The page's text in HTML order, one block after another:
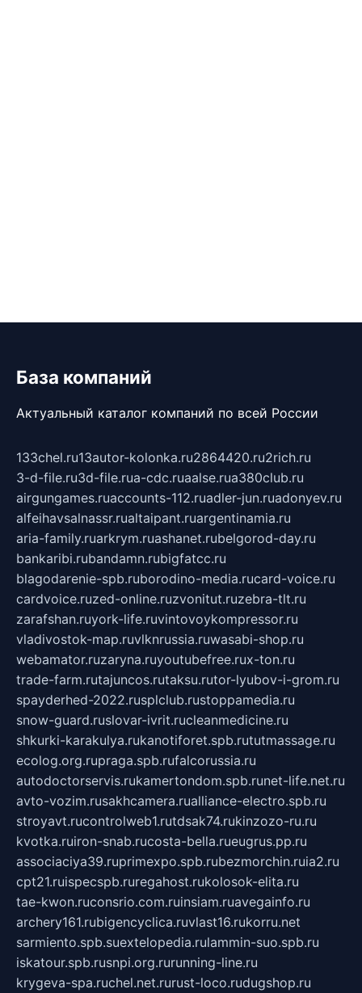
База компаний
Актуальный каталог компаний по всей России
133chel.ru13autor-kolonka.ru2864420.ru2rich.ru
3-d-file.ru3d-file.rua-cdc.ruaalse.rua380club.ru
airgungames.ruaccounts-112.ruadler-jun.ruadonyev.ru
alfeihavsalnassr.rualtaipant.ruargentinamia.ru
aria-family.ruarkrym.ruashanet.rubelgorod-day.ru
bankaribi.rubandamn.rubigfatcc.ru
blagodarenie-spb.ruborodino-media.rucard-voice.ru
cardvoice.ruzed-online.ruzvonitut.ruzebra-tlt.ru
zarafshan.ruyork-life.ruvintovoykompressor.ru
vladivostok-map.ruvlknrussia.ruwasabi-shop.ru
webamator.ruzaryna.ruyoutubefree.rux-ton.ru
trade-farm.rutajuncos.rutaksu.rutor-lyubov-i-grom.ru
spayderhed-2022.rusplclub.rustoppamedia.ru
snow-guard.ruslovar-ivrit.rucleanmedicine.ru
shkurki-karakulya.rukanotiforet.spb.rututmassage.ru
ecolog.org.rupraga.spb.rufalcorussia.ru
autodoctorservis.rukamertondom.spb.runet-life.net.ru
avto-vozim.rusakhcamera.rualliance-electro.spb.ru
stroyavt.rucontrolweb1.rutdsak74.rukinzozo-ru.ru
kvotka.ruiron-snab.rucosta-bella.rueugrus.pp.ru
associaciya39.ruprimexpo.spb.rubezmorchin.ruia2.ru
cpt21.ruispecspb.ruregahost.rukolosok-elita.ru
tae-kwon.ruconsrio.com.ruinsiam.ruavegainfo.ru
archery161.rubigencyclica.ruvlast16.rukorru.net
sarmiento.spb.suextelopedia.rulammin-suo.spb.ru
iskatour.spb.rusnpi.org.rurunning-line.ru
krygeva-spa.ruchel.net.rurust-loco.rudugshop.ru